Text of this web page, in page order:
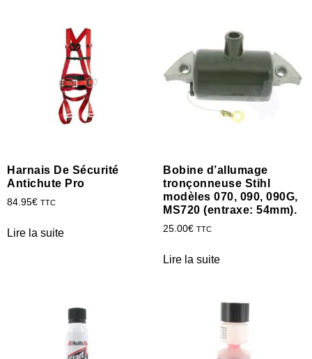
Harnais De Sécurité
Antichute Pro
84.95€ TTC
Lire la suite
Bobine d’allumage
tronçonneuse Stihl
modèles 070, 090, 090G,
MS720 (entraxe: 54mm).
25.00€ TTC
Lire la suite